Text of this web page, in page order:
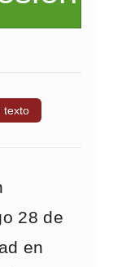
texto
28 de
en